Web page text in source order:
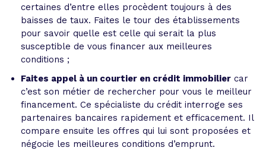
certaines d’entre elles procèdent toujours à des
baisses de taux. Faites le tour des établissements
pour savoir quelle est celle qui serait la plus
susceptible de vous financer aux meilleures
conditions ;
Faites appel à un courtier en crédit immobilier car
c’est son métier de rechercher pour vous le meilleur
financement. Ce spécialiste du crédit interroge ses
partenaires bancaires rapidement et efficacement. Il
compare ensuite les offres qui lui sont proposées et
négocie les meilleures conditions d’emprunt.